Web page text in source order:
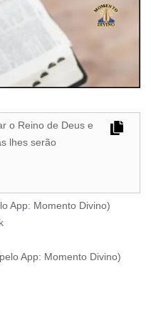
o Reino de Deus e
lhes serão
App: Momento Divino)
App: Momento Divino)